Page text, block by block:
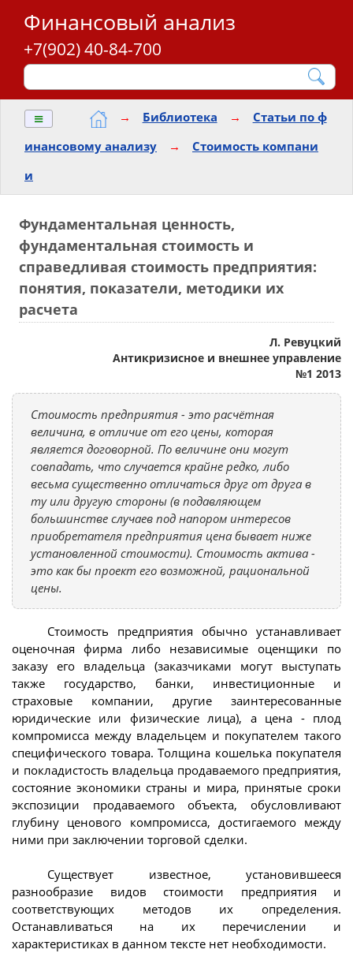
Финансовый анализ
+7(902) 40-84-700
≡ → Библиотека →
Статьи по ф
инансовому анализу
→
Стоимость компани
и
Фундаментальная ценность,
фундаментальная стоимость и
справедливая стоимость предприятия:
понятия, показатели, методики их
расчета
Л. Ревуцкий
Антикризисное и внешнее управление
№1 2013
Стоимость предприятия - это расчётная
величина, в отличие от его цены, которая
является договорной. По величине они могут
совпадать, что случается крайне редко, либо
весьма существенно отличаться друг от друга в
ту или другую стороны (в подавляющем
большинстве случаев под напором интересов
приобретателя предприятия цена бывает ниже
установленной стоимости). Стоимость актива -
это как бы проект его возможной, рациональной
цены.
Стоимость предприятия обычно устанавливает
оценочная фирма либо независимые оценщики по
заказу его владельца (заказчиками могут выступать
также государство, банки, инвестиционные и
страховые компании, другие заинтересованные
юридические или физические лица), а цена - плод
компромисса между владельцем и покупателем такого
специфического товара. Толщина кошелька покупателя
и покладистость владельца продаваемого предприятия,
состояние экономики страны и мира, принятые сроки
экспозиции продаваемого объекта, обусловливают
глубину ценового компромисса, достигаемого между
ними при заключении торговой сделки.
Существует известное, установившееся
разнообразие видов стоимости предприятия и
соответствующих методов их определения.
Останавливаться на их перечислении и
характеристиках в данном тексте нет необходимости.